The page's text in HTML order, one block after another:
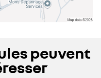
peuvent